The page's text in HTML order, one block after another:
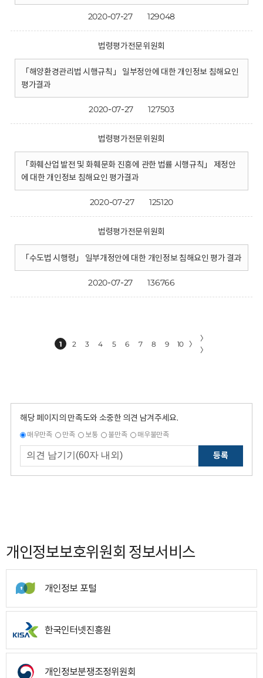
2020-07-27 129048
법령평가전문위원회
「해양환경관리법 시행규칙」 일부정안에 대한 개인정보 침해요인
평가결과
2020-07-27 127503
법령평가전문위원회
「화훼산업 발전 및 화훼문화 진흥에 관한 법률 시행규칙」 제정안
에 대한 개인정보 침해요인 평가결과
2020-07-27 125120
법령평가전문위원회
「수도법 시행령」 일부개정안에 대한 개인정보 침해요인 평가 결과
2020-07-27 136766
1 2 3 4 5 6 7 8 9 10 〉
〉
〉
해당 페이지의 만족도와 소중한 의견 남겨주세요.
매우만족 만족 보통 불만족 매우불만족
등록
개인정보보호위원회 정보서비스
개인정보 포털
한국인터넷진흥원
개인정보분쟁조정위원회